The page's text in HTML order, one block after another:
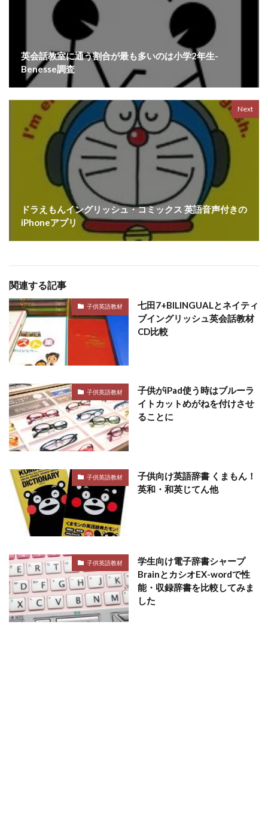
英会話教室に通う割合が最も多いのは小学2年生-
Benesse調査
Next
ドラえもんイングリッシュ・コミックス 英語音声付きの
iPhoneアプリ
関連する記事
子供英語教材
七田7+BILINGUALとネイティ
ブイングリッシュ英会話教材
CD比較
子供英語教材
子供がiPad使う時はブルーラ
イトカットめがねを付けさせ
ることに
子供英語教材
子供向け英語辞書 くまもん！
英和・和英じてん他
子供英語教材
学生向け電子辞書シャープ
BrainとカシオEX-wordで性
能・収録辞書を比較してみま
した